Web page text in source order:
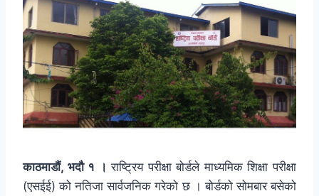
काठमाडौं, भदौ १ । राष्ट्रिय परीक्षा बोर्डले माध्यमिक शिक्षा परीक्षा
(एसईई) को नतिजा सार्वजनिक गरेको छ । बोर्डको सोमबार बसेको